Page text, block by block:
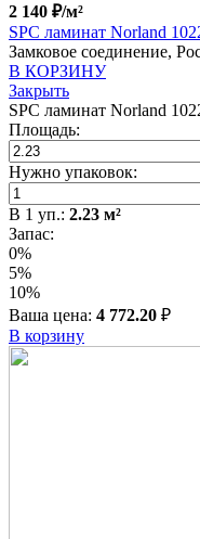
2 140 ₽/м²
SPC ламинат Norland
Замковое соединение,
В КОРЗИНУ
Закрыть
SPC ламинат Norland
Площадь:
Нужно упаковок:
В 1 уп.: 2.23 м²
Запас:
0%
5%
10%
Ваша цена: 4 772.20 ₽
В корзину